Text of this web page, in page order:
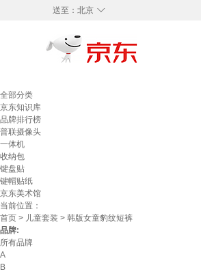
◇
送至： 北京
全部分类
京东知识库
品牌排行榜
普联摄像头
一体机
收纳包
键盘贴
键帽贴纸
京东美术馆
当前位置：
首页 > 儿童套装 > 韩版女童豹纹短裤
品牌:
所有品牌
A
B